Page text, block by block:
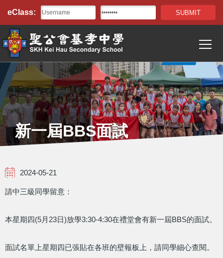
移至主內容
eClass:
navigation
新一屆BBS面試
2024-05-21
請中三級同學留意：
本星期四(5月23日)放學3:30-4:30在禮堂會有新一屆BBS的面試。
面試名單上星期四已張貼在各班的壁報板上，請同學細心查閱。